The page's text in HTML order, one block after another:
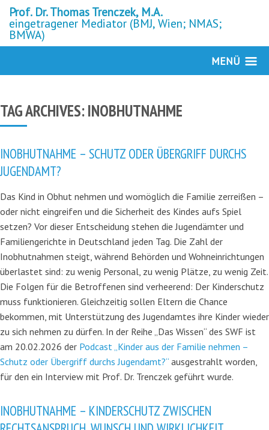
Prof. Dr. Thomas Trenczek, M.A.
eingetragener Mediator (BMJ, Wien; NMAS;
BMWA)
MENÜ
TAG ARCHIVES:INOBHUTNAHME
INOBHUTNAHME – SCHUTZ ODER ÜBERGRIFF DURCHS
JUGENDAMT?
Das Kind in Obhut nehmen und womöglich die Familie zerreißen –
oder nicht eingreifen und die Sicherheit des Kindes aufs Spiel
setzen? Vor dieser Entscheidung stehen die Jugendämter und
Familiengerichte in Deutschland jeden Tag. Die Zahl der
Inobhutnahmen steigt, während Behörden und Wohneinrichtungen
überlastet sind: zu wenig Personal, zu wenig Plätze, zu wenig Zeit.
Die Folgen für die Betroffenen sind verheerend: Der Kinderschutz
muss funktionieren. Gleichzeitig sollen Eltern die Chance
bekommen, mit Unterstützung des Jugendamtes ihre Kinder wieder
zu sich nehmen zu dürfen. In der Reihe „Das Wissen“ des SWF ist
am 20.02.2026 der Podcast „Kinder aus der Familie nehmen –
Schutz oder Übergriff durchs Jugendamt?“ ausgestrahlt worden,
für den ein Interview mit Prof. Dr. Trenczek geführt wurde.
INOBHUTNAHME – KINDERSCHUTZ ZWISCHEN